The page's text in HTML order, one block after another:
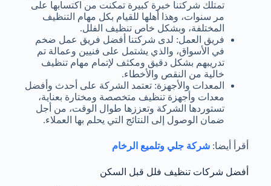
تمتلك شركتنا خبرة كبيرة تمكنت من اكتسابها على
مر سنوات، وهذا أهلها للقيام بكل مهام التنظيف
المختلفة، وبشكل خاص تنظيف الفلل.
فريق العمل: لدى شركتنا أفضل فريق عمل ضخم
في الأسواق، والذي يشتمل على فنيين وعمالة تم
تدريبهم بشكل دقيق ومكثف لإتمام مهام تنظيف
خالية من النقص والأخطاء.
المعدات والأجهزة: تعتمد الشركة على أحدث وأفضل
معدات وأجهزة تنظيف متخصصة ومختارة بعناية،
تستوردها الشركة وتعززها طوال الوقت، من أجل
ضمان الوصول إلى النتائج التي يحلم بها العملاء.
أقرأ أيضا: شركة جلي وتلميع الرخام
أفضل شركات تنظيف فلل قبل السكن